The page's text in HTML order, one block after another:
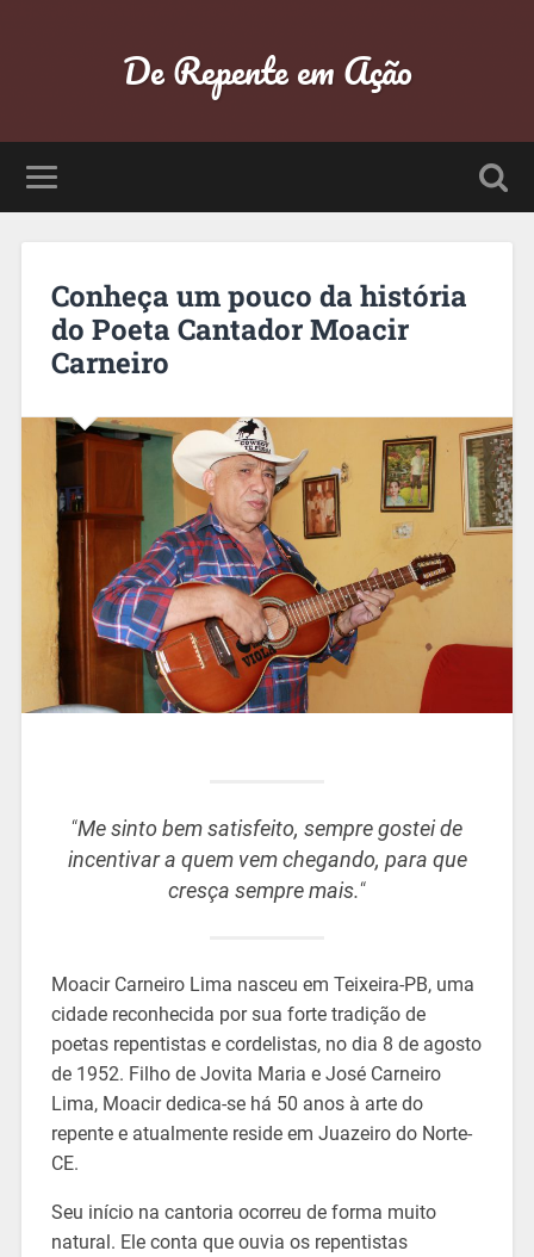
De Repente em Ação
Conheça um pouco da história
do Poeta Cantador Moacir
Carneiro
“Me sinto bem satisfeito, sempre gostei de
incentivar a quem vem chegando, para que
cresça sempre mais.“
Moacir Carneiro Lima nasceu em Teixeira-PB, uma
cidade reconhecida por sua forte tradição de
poetas repentistas e cordelistas, no dia 8 de agosto
de 1952. Filho de Jovita Maria e José Carneiro
Lima, Moacir dedica-se há 50 anos à arte do
repente e atualmente reside em Juazeiro do Norte-
CE.
Seu início na cantoria ocorreu de forma muito
natural. Ele conta que ouvia os repentistas